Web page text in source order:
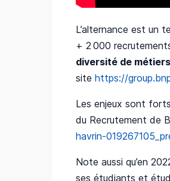
L’alternance est un
+ 2 000
diversité de
site https://
Les enjeux sont
du Recrutement de
havrin-
Note aussi qu’en
ses étudiants et